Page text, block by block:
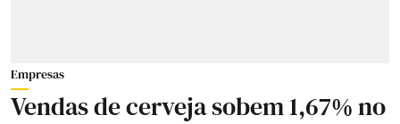
Empresas
Vendas de cerveja sobem 1,67% no